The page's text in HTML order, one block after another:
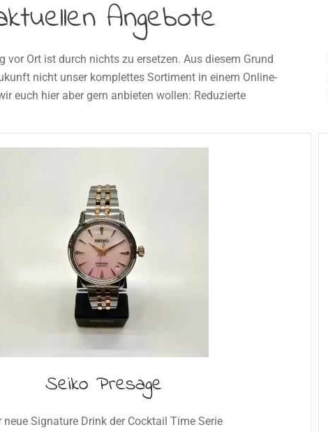
Angebote
vor Ort ist durch nichts zu ersetzen. Aus diesem Grund
nicht unser komplettes Sortiment in einem Online-
euch hier aber gern anbieten wollen: Reduzierte
oder besondere Schnäppchen! Schaut also
Artikel könnt ihr euch natürlich auch weiterhin gern
Seiko Presage
neue Signature Drink der Cocktail Time Serie